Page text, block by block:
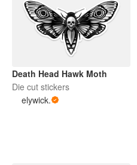
Death Head Hawk Moth
Die cut stickers
elywick.